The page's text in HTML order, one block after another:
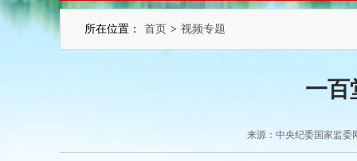
所在位置： 首页 > 视频专题
一百
来源：中央纪委国家监